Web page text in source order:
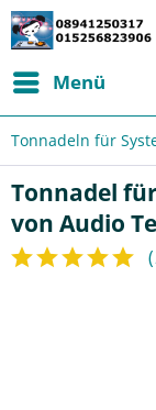
Menü
Tonnadeln für
Tonnadel
von Audio
(